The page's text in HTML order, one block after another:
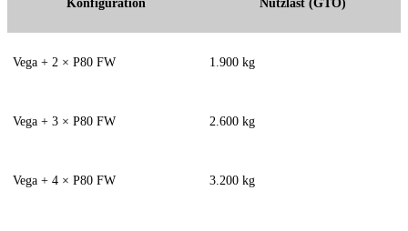
Konfiguration Nutzlast (GTO)
Vega + 2 × P80 FW 1.900 kg
Vega + 3 × P80 FW 2.600 kg
Vega + 4 × P80 FW 3.200 kg